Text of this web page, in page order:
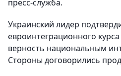
пресс-служба.
Украинский лидер
евроинтеграционного
верность национальным
Стороны договорились